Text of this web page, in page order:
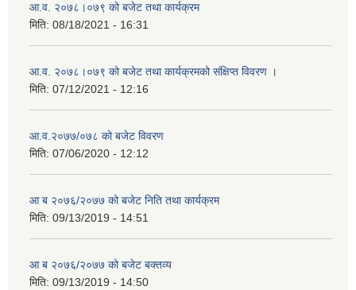
आ.व. २०७८।०७९ को बजेट तथा कार्यक्रम
मिति: 08/18/2021 - 16:31
आ.व. २०७८।०७९ को बजेट तथा कार्यक्रमको संक्षिप्त विवरण ।
मिति: 07/12/2021 - 12:16
आ.व.२०७७/०७८ को बजेट विवरण
मिति: 07/06/2020 - 12:12
आ ब २०७६/२०७७ को बजेट निति तथा कार्यक्रम
मिति: 09/13/2019 - 14:51
आ ब २०७६/२०७७ को बजेट बक्तव्य
मिति: 09/13/2019 - 14:50